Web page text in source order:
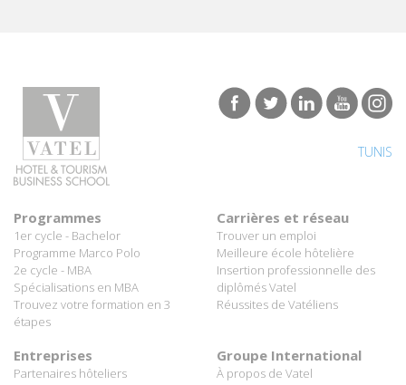
TUNIS
Programmes
1er cycle - Bachelor
Programme Marco Polo
2e cycle - MBA
Spécialisations en MBA
Trouvez votre formation en 3
étapes
Carrières et réseau
Trouver un emploi
Meilleure école hôtelière
Insertion professionnelle des
diplômés Vatel
Réussites de Vatéliens
Entreprises
Partenaires hôteliers
Groupe International
À propos de Vatel